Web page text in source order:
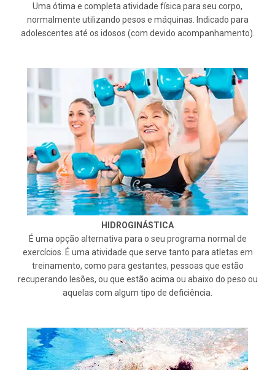
Uma ótima e completa atividade física para seu corpo,
normalmente utilizando pesos e máquinas. Indicado para
adolescentes até os idosos (com devido acompanhamento).
HIDROGINÁSTICA
É uma opção alternativa para o seu programa normal de
exercícios. É uma atividade que serve tanto para atletas em
treinamento, como para gestantes, pessoas que estão
recuperando lesões, ou que estão acima ou abaixo do peso ou
aquelas com algum tipo de deficiência.